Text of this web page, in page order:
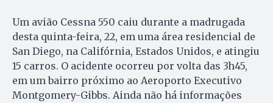
Um avião Cessna 550 caiu durante a madrugada
desta quinta-feira, 22, em uma área residencial de
San Diego, na Califórnia, Estados Unidos, e atingiu
15 carros. O acidente ocorreu por volta das 3h45,
em um bairro próximo ao Aeroporto Executivo
Montgomery-Gibbs. Ainda não há informações